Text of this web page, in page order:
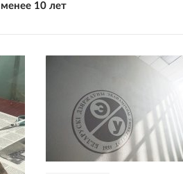
менее 10 лет